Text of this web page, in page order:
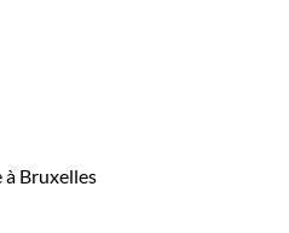
Bruxelles